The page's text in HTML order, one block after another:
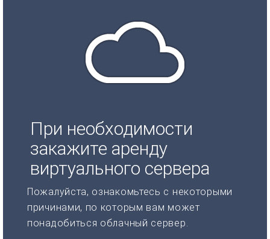
При необходимости
закажите аренду
виртуального сервера
Пожалуйста, ознакомьтесь с некоторыми
причинами, по которым вам может
понадобиться облачный сервер.